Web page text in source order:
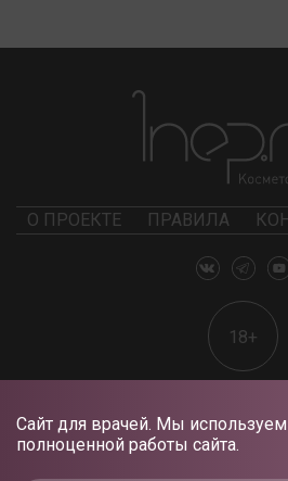
Сайт для врачей. Мы
полноценной работы сайта.
О ПРОЕКТЕ ПРАВИЛА
18+